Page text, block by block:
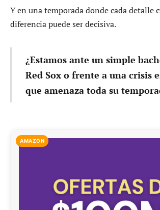
Y en una temporada donde cada detalle
diferencia puede ser decisiva.
¿Estamos ante un simple
Red Sox o frente a una crisis
que amenaza toda su
AMAZON